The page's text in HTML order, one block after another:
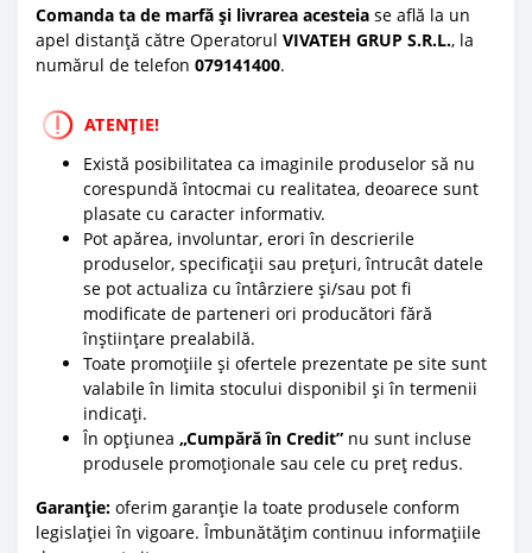
Comanda ta de marfă și livrarea acesteia se află la un
apel distanță către Operatorul VIVATEH GRUP S.R.L., la
numărul de telefon 079141400.
ATENȚIE!
Există posibilitatea ca imaginile produselor să nu
corespundă întocmai cu realitatea, deoarece sunt
plasate cu caracter informativ.
Pot apărea, involuntar, erori în descrierile
produselor, specificații sau prețuri, întrucât datele
se pot actualiza cu întârziere și/sau pot fi
modificate de parteneri ori producători fără
înștiințare prealabilă.
Toate promoțiile și ofertele prezentate pe site sunt
valabile în limita stocului disponibil și în termenii
indicați.
În opțiunea „Cumpără în Credit” nu sunt incluse
produsele promoționale sau cele cu preț redus.
Garanție: oferim garanție la toate produsele conform
legislației în vigoare. Îmbunătățim continuu informațiile